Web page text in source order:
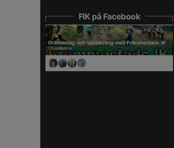
FIK på Facebook